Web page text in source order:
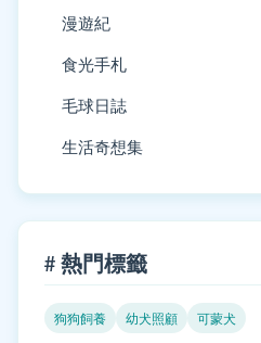
漫遊紀
食光手札
毛球日誌
生活奇想集
# 熱門標籤
狗狗飼養 幼犬照顧 可蒙犬